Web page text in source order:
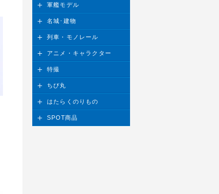
軍艦モデル
名城･建物
列車・モノレール
アニメ・キャラクター
特撮
ちび丸
はたらくのりもの
SPOT商品